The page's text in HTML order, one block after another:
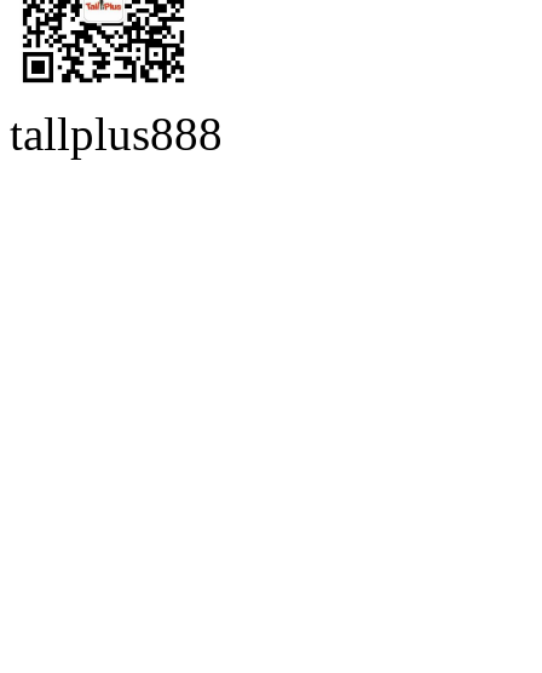
tallplus888